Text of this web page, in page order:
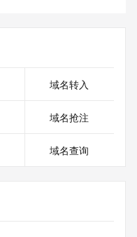
域名转入
域名抢注
域名查询